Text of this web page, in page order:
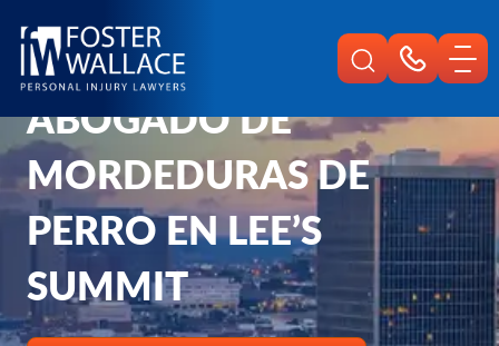
Lesiones Personales De Lees Summit
ABOGADO DE
MORDEDURAS DE
PERRO EN LEE’S
SUMMIT